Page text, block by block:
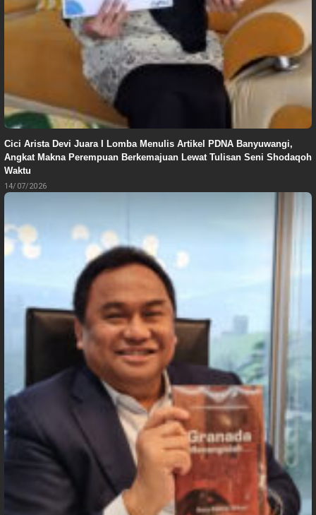
Cici Arista Devi Juara I Lomba Menulis Artikel PDNA Banyuwangi,
Angkat Makna Perempuan Berkemajuan Lewat Tulisan Seni Shodaqoh
Waktu
14/07/2026